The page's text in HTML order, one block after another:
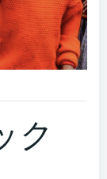
ク